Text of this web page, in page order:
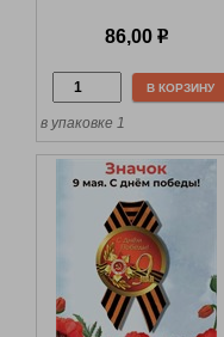
86,00 р
В КОРЗИНУ
в упаковке 1